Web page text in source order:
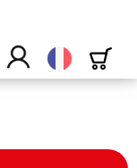
Français